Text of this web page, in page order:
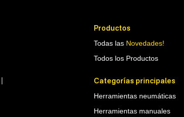
Productos
Todas las Novedades!
Todos los Productos
Categorías principales
Herramientas neumáticas
Herramientas manuales